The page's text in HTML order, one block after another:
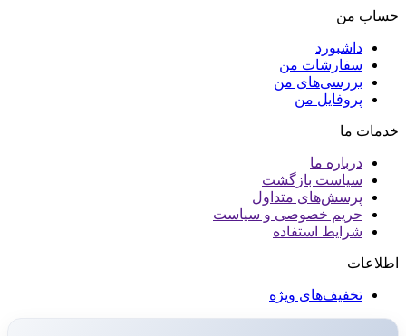
حساب من
داشبورد
سفارشات من
بررسی‌های من
پروفایل من
خدمات ما
درباره ما
سیاست بازگشت
پرسش‌های متداول
حریم خصوصی و سیاست
شرایط استفاده
اطلاعات
تخفیف‌های ویژه